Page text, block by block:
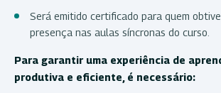
Será emitido certificado para quem
presença nas aulas síncronas do curso.
Para garantir uma experiência de
produtiva e eficiente, é necessário: